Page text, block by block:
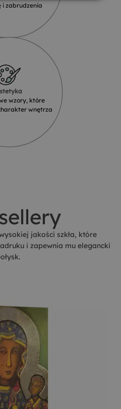
i zabrudzenia
wzory, które
wnętrza
jakości szkła, które
i zapewnia mu elegancki